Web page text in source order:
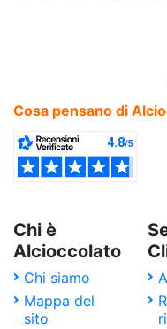
Cosa pensano di
Chi è
Alcioccolato
Chi siamo
Mappa del
sito